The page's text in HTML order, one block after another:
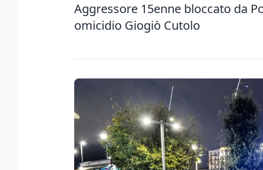
Aggressore 15enne bloccato da
omicidio Giogiò Cutolo